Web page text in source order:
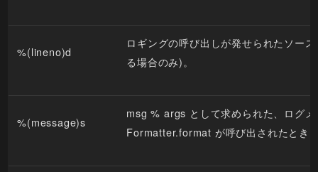
%(lineno)d
ロギングの呼び出しが発せられたソー
る場合のみ)。
%(message)s
msg % args として求められた、ログ
Formatter.format が呼び出されたとき